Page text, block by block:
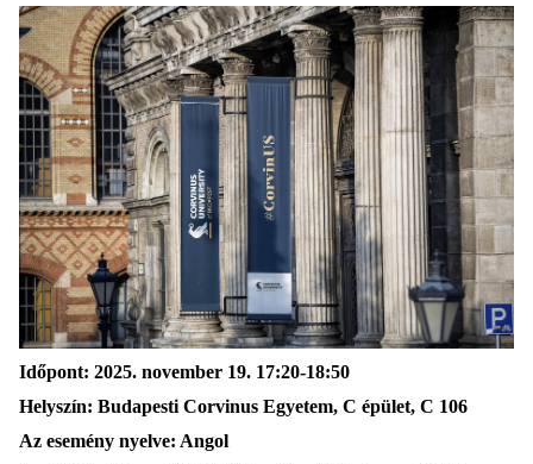
Időpont: 2025. november 19. 17:20-18:50
Helyszín: Budapesti Corvinus Egyetem, C épület, C 106
Az esemény nyelve: Angol